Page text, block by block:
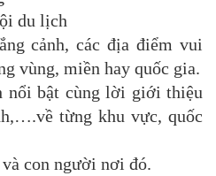
du lịch
cảnh, các địa điểm vui
vùng, miền hay quốc gia.
nổi bật cùng lời giới thiệu
từng khu vực, quốc
con người nơi đó.